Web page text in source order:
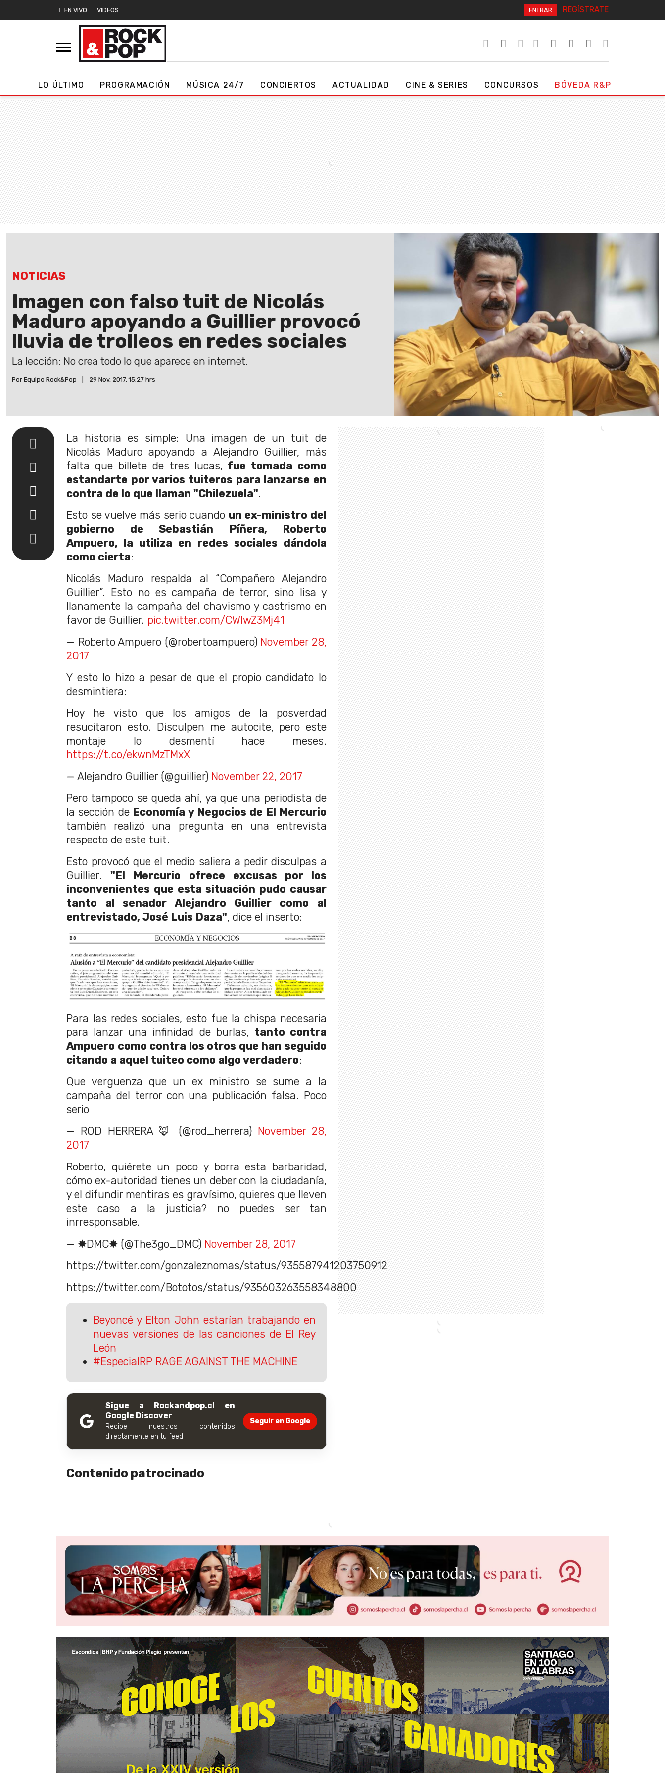
EN VIVO VIDEOS ENTRAR REGÍSTRATE
LO ÚLTIMO PROGRAMACIÓN MÚSICA 24/7 CONCIERTOS ACTUALIDAD CINE & SERIES CONCURSOS BÓVEDA R&P
NOTICIAS
Imagen con falso tuit de Nicolás
Maduro apoyando a Guillier provocó
lluvia de trolleos en redes sociales
La lección: No crea todo lo que aparece en internet.
Por Equipo Rock&Pop 29 Nov, 2017. 15:27 hrs
La historia es simple: Una imagen de un tuit de
Nicolás Maduro apoyando a Alejandro Guillier, más
falta que billete de tres lucas, fue tomada como
estandarte por varios tuiteros para lanzarse en
contra de lo que llaman "Chilezuela".
Esto se vuelve más serio cuando un ex-ministro del
gobierno de Sebastián Píñera, Roberto
Ampuero, la utiliza en redes sociales dándola
como cierta:
Nicolás Maduro respalda al “Compañero Alejandro
Guillier”. Esto no es campaña de terror, sino lisa y
llanamente la campaña del chavismo y castrismo en
favor de Guillier. pic.twitter.com/CWlwZ3Mj41
— Roberto Ampuero (@robertoampuero) November 28,
2017
Y esto lo hizo a pesar de que el propio candidato lo
desmintiera:
Hoy he visto que los amigos de la posverdad
resucitaron esto. Disculpen me autocite, pero este
montaje lo desmentí hace meses.
https://t.co/ekwnMzTMxX
— Alejandro Guillier (@guillier) November 22, 2017
Pero tampoco se queda ahí, ya que una periodista de
la sección deEconomía y Negocios de El Mercurio
también realizó una pregunta en una entrevista
respecto de este tuit.
Esto provocó que el medio saliera a pedir disculpas a
Guillier."El Mercurio ofrece excusas por los
inconvenientes que esta situación pudo causar
tanto al senador Alejandro Guillier como al
entrevistado, José Luis Daza", dice el inserto:
Para las redes sociales, esto fue la chispa necesaria
para lanzar una infinidad de burlas, tanto contra
Ampuero como contra los otros que han seguido
citando a aquel tuiteo como algo verdadero:
Que verguenza que un ex ministro se sume a la
campaña del terror con una publicación falsa. Poco
serio
— ROD HERRERA 🦊 (@rod_herrera) November 28,
2017
Roberto, quiérete un poco y borra esta barbaridad,
cómo ex-autoridad tienes un deber con la ciudadanía,
y el difundir mentiras es gravísimo, quieres que lleven
este caso a la justicia? no puedes ser tan
inrresponsable.
— ✸DMC✸ (@The3go_DMC) November 28, 2017
https://twitter.com/gonzaleznomas/status/935587941203750912
https://twitter.com/Bototos/status/935603263558348800
Beyoncé y Elton John estarían trabajando en
nuevas versiones de las canciones de El Rey
León
#EspecialRP RAGE AGAINST THE MACHINE
Sigue a Rockandpop.cl en
Google Discover
Recibe nuestros contenidos
directamente en tu feed.
Seguir en Google
Contenido patrocinado